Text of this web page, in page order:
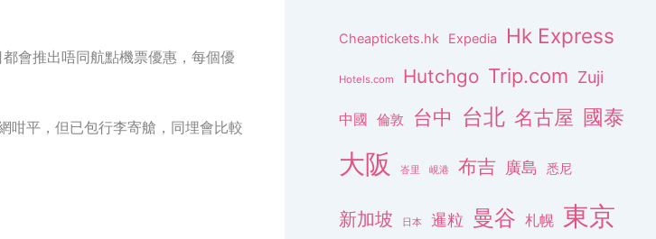
會推出唔同航點機票優惠，每個優
咁平，但已包行李寄艙，同埋會比較
Cheaptickets.hk Expedia Hk Express
Hotels.com Hutchgo Trip.com Zuji
中國 倫敦 台中 台北 名古屋 國泰
大阪 峇里 峴港 布吉 廣島 悉尼
新加坡 日本 暹粒 曼谷 札幌 東京